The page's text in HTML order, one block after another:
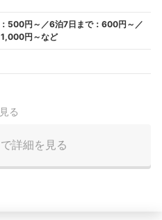
500円～／6泊7日まで：600円～／
円～など
る
詳細を見る